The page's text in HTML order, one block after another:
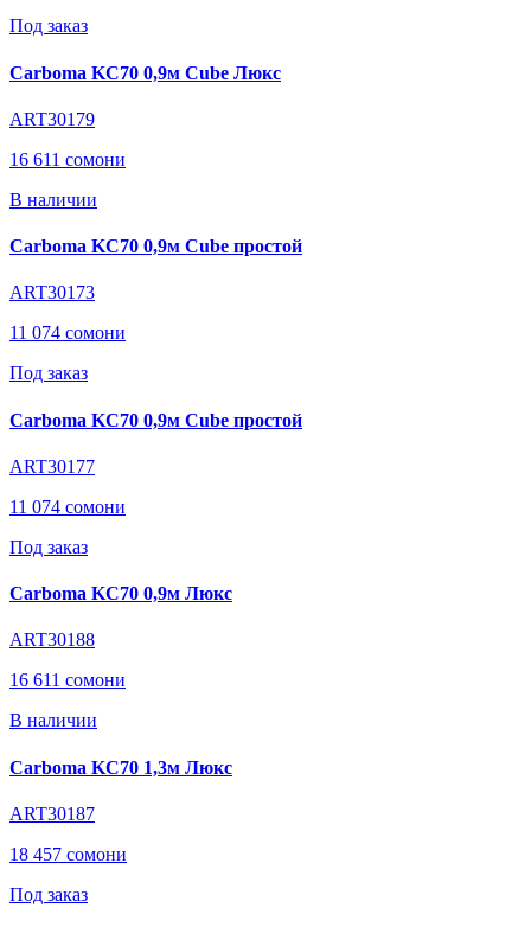
Под заказ
Carboma KC70 0,9м Cube Люкс
ART30179
16 611 сомони
В наличии
Carboma KC70 0,9м Cube простой
ART30173
11 074 сомони
Под заказ
Carboma KC70 0,9м Cube простой
ART30177
11 074 сомони
Под заказ
Carboma KC70 0,9м Люкс
ART30188
16 611 сомони
В наличии
Carboma KC70 1,3м Люкс
ART30187
18 457 сомони
Под заказ